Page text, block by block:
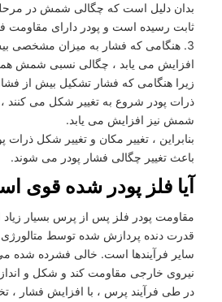
بدان دلیل است که چگالی شمش در
ثابت رسیده است و پودر دارای
3. هنگامی که فشار به میزان مشخصی
افزایش می یابد ، چگالی نسبی شمش
زیرا هنگامی که فشار تشکیل بیش از
ذرات پودر شروع به تغییر شکل می کنند ،
شمش نیز افزایش می یابد.
بنابراین ، تغییر مکان و تغییر شکل ذرات
باعث تغییر چگالی فشار پودر می شوند.
آیا فلز پودر شده قوی
مقاومت پودر فلز پس از پرس بسیار
سایر فرآیندها است. خالی فشرده شده می
نیروی خارجی مقاومت کند و شکل و
در طی فرآیند پرس ، با افزایش فشار ،